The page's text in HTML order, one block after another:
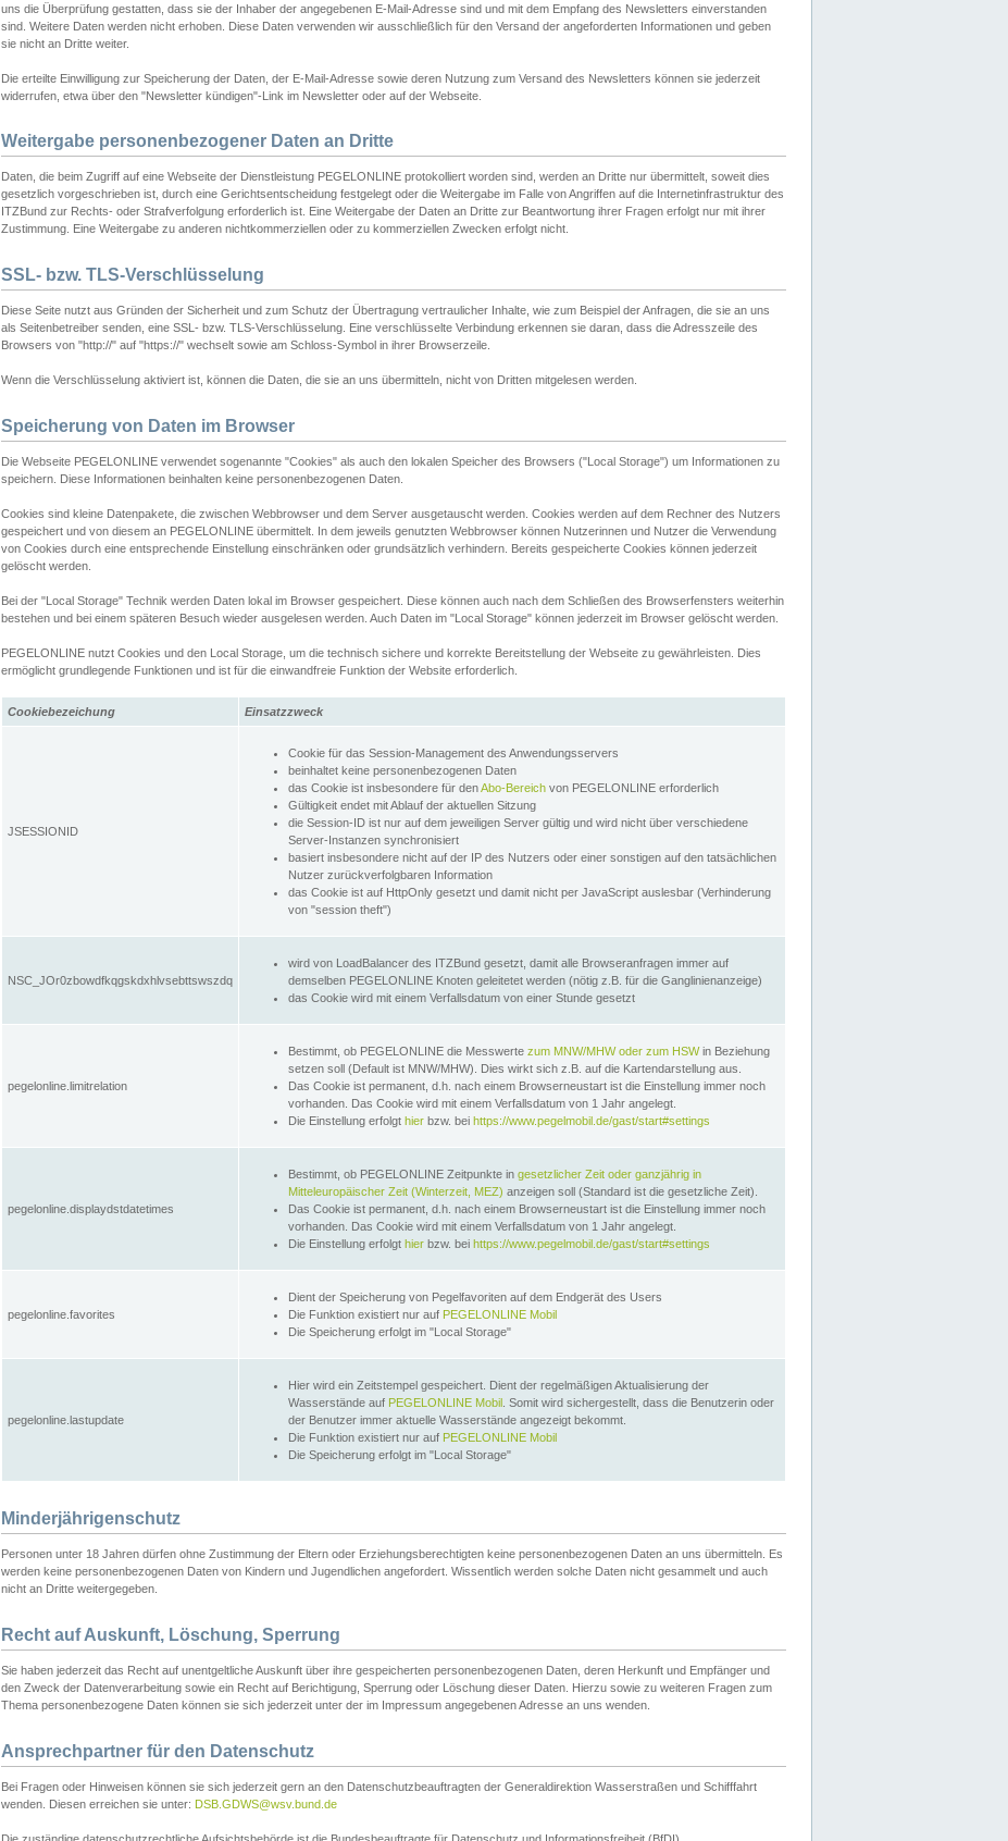
uns die Überprüfung gestatten, dass sie der Inhaber der angegebenen E-Mail-Adresse sind und mit dem Empfang des Newsletters einverstanden
sind. Weitere Daten werden nicht erhoben. Diese Daten verwenden wir ausschließlich für den Versand der angeforderten Informationen und geben
sie nicht an Dritte weiter.
Die erteilte Einwilligung zur Speicherung der Daten, der E-Mail-Adresse sowie deren Nutzung zum Versand des Newsletters können sie jederzeit
widerrufen, etwa über den "Newsletter kündigen"-Link im Newsletter oder auf der Webseite.
Weitergabe personenbezogener Daten an Dritte
Daten, die beim Zugriff auf eine Webseite der Dienstleistung PEGELONLINE protokolliert worden sind, werden an Dritte nur übermittelt, soweit dies
gesetzlich vorgeschrieben ist, durch eine Gerichtsentscheidung festgelegt oder die Weitergabe im Falle von Angriffen auf die Internetinfrastruktur des
ITZBund zur Rechts- oder Strafverfolgung erforderlich ist. Eine Weitergabe der Daten an Dritte zur Beantwortung ihrer Fragen erfolgt nur mit ihrer
Zustimmung. Eine Weitergabe zu anderen nichtkommerziellen oder zu kommerziellen Zwecken erfolgt nicht.
SSL- bzw. TLS-Verschlüsselung
Diese Seite nutzt aus Gründen der Sicherheit und zum Schutz der Übertragung vertraulicher Inhalte, wie zum Beispiel der Anfragen, die sie an uns
als Seitenbetreiber senden, eine SSL- bzw. TLS-Verschlüsselung. Eine verschlüsselte Verbindung erkennen sie daran, dass die Adresszeile des
Browsers von "http://" auf "https://" wechselt sowie am Schloss-Symbol in ihrer Browserzeile.
Wenn die Verschlüsselung aktiviert ist, können die Daten, die sie an uns übermitteln, nicht von Dritten mitgelesen werden.
Speicherung von Daten im Browser
Die Webseite PEGELONLINE verwendet sogenannte "Cookies" als auch den lokalen Speicher des Browsers ("Local Storage") um Informationen zu
speichern. Diese Informationen beinhalten keine personenbezogenen Daten.
Cookies sind kleine Datenpakete, die zwischen Webbrowser und dem Server ausgetauscht werden. Cookies werden auf dem Rechner des Nutzers
gespeichert und von diesem an PEGELONLINE übermittelt. In dem jeweils genutzten Webbrowser können Nutzerinnen und Nutzer die Verwendung
von Cookies durch eine entsprechende Einstellung einschränken oder grundsätzlich verhindern. Bereits gespeicherte Cookies können jederzeit
gelöscht werden.
Bei der "Local Storage" Technik werden Daten lokal im Browser gespeichert. Diese können auch nach dem Schließen des Browserfensters weiterhin
bestehen und bei einem späteren Besuch wieder ausgelesen werden. Auch Daten im "Local Storage" können jederzeit im Browser gelöscht werden.
PEGELONLINE nutzt Cookies und den Local Storage, um die technisch sichere und korrekte Bereitstellung der Webseite zu gewährleisten. Dies
ermöglicht grundlegende Funktionen und ist für die einwandfreie Funktion der Website erforderlich.
Cookiebezeichung Einsatzzweck
JSESSIONID
Cookie für das Session-Management des Anwendungsservers
beinhaltet keine personenbezogenen Daten
das Cookie ist insbesondere für denAbo-Bereich von PEGELONLINE erforderlich
Gültigkeit endet mit Ablauf der aktuellen Sitzung
die Session-ID ist nur auf dem jeweiligen Server gültig und wird nicht über verschiedene
Server-Instanzen synchronisiert
basiert insbesondere nicht auf der IP des Nutzers oder einer sonstigen auf den tatsächlichen
Nutzer zurückverfolgbaren Information
das Cookie ist auf HttpOnly gesetzt und damit nicht per JavaScript auslesbar (Verhinderung
von "session theft")
NSC_JOr0zbowdfkqgskdxhlvsebttswszdq
wird von LoadBalancer des ITZBund gesetzt, damit alle Browseranfragen immer auf
demselben PEGELONLINE Knoten geleitetet werden (nötig z.B. für die Ganglinienanzeige)
das Cookie wird mit einem Verfallsdatum von einer Stunde gesetzt
pegelonline.limitrelation
Bestimmt, ob PEGELONLINE die Messwerte zum MNW/MHW oder zum HSWin Beziehung
setzen soll (Default ist MNW/MHW). Dies wirkt sich z.B. auf die Kartendarstellung aus.
Das Cookie ist permanent, d.h. nach einem Browserneustart ist die Einstellung immer noch
vorhanden. Das Cookie wird mit einem Verfallsdatum von 1 Jahr angelegt.
Die Einstellung erfolgt hier bzw. bei https://www.pegelmobil.de/gast/start#settings
pegelonline.displaydstdatetimes
Bestimmt, ob PEGELONLINE Zeitpunkte in gesetzlicher Zeit oder ganzjährig in
Mitteleuropäischer Zeit (Winterzeit, MEZ) anzeigen soll (Standard ist die gesetzliche Zeit).
Das Cookie ist permanent, d.h. nach einem Browserneustart ist die Einstellung immer noch
vorhanden. Das Cookie wird mit einem Verfallsdatum von 1 Jahr angelegt.
Die Einstellung erfolgt hier bzw. bei https://www.pegelmobil.de/gast/start#settings
pegelonline.favorites
Dient der Speicherung von Pegelfavoriten auf dem Endgerät des Users
Die Funktion existiert nur auf PEGELONLINE Mobil
Die Speicherung erfolgt im "Local Storage"
pegelonline.lastupdate
Hier wird ein Zeitstempel gespeichert. Dient der regelmäßigen Aktualisierung der
Wasserstände auf PEGELONLINE Mobil . Somit wird sichergestellt, dass die Benutzerin oder
der Benutzer immer aktuelle Wasserstände angezeigt bekommt.
Die Funktion existiert nur auf PEGELONLINE Mobil
Die Speicherung erfolgt im "Local Storage"
Minderjährigenschutz
Personen unter 18 Jahren dürfen ohne Zustimmung der Eltern oder Erziehungsberechtigten keine personenbezogenen Daten an uns übermitteln. Es
werden keine personenbezogenen Daten von Kindern und Jugendlichen angefordert. Wissentlich werden solche Daten nicht gesammelt und auch
nicht an Dritte weitergegeben.
Recht auf Auskunft, Löschung, Sperrung
Sie haben jederzeit das Recht auf unentgeltliche Auskunft über ihre gespeicherten personenbezogenen Daten, deren Herkunft und Empfänger und
den Zweck der Datenverarbeitung sowie ein Recht auf Berichtigung, Sperrung oder Löschung dieser Daten. Hierzu sowie zu weiteren Fragen zum
Thema personenbezogene Daten können sie sich jederzeit unter der im Impressum angegebenen Adresse an uns wenden.
Ansprechpartner für den Datenschutz
Bei Fragen oder Hinweisen können sie sich jederzeit gern an den Datenschutzbeauftragten der Generaldirektion Wasserstraßen und Schifffahrt
wenden. Diesen erreichen sie unter: DSB.GDWS@wsv.bund.de